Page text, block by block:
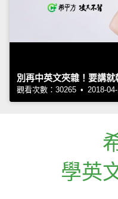
別再中英文夾雜！要講就
觀看次數：30265 • 2018-
學英